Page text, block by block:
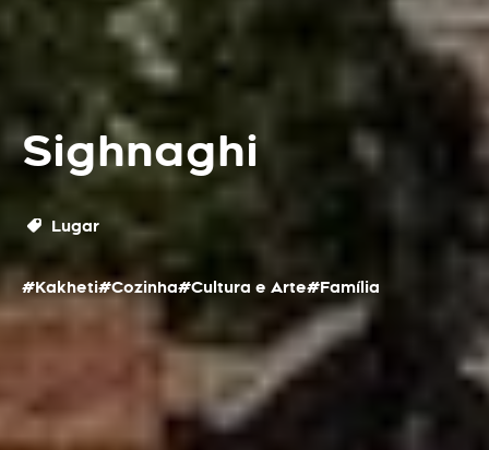
Sighnaghi
Lugar
#Kakheti#Cozinha#Cultura e Arte#Família